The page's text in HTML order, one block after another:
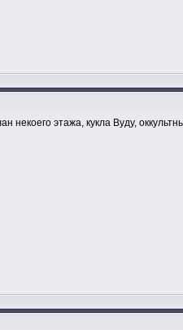
некоего этажа, кукла Вуду,